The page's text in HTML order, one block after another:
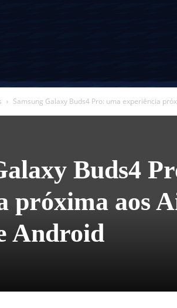
Samsung Galaxy Buds4 Pro: uma experiência
Buds4
próxima aos
Android